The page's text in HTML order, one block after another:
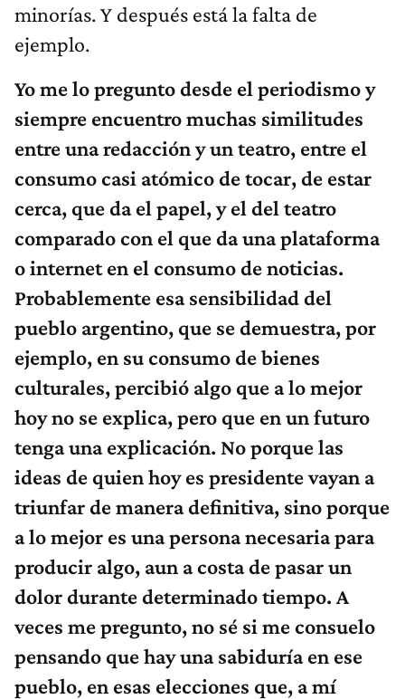
minorías. Y después está la falta de
ejemplo.
Yo me lo pregunto desde el periodismo y
siempre encuentro muchas similitudes
entre una redacción y un teatro, entre el
consumo casi atómico de tocar, de estar
cerca, que da el papel, y el del teatro
comparado con el que da una plataforma
o internet en el consumo de noticias.
Probablemente esa sensibilidad del
pueblo argentino, que se demuestra, por
ejemplo, en su consumo de bienes
culturales, percibió algo que a lo mejor
hoy no se explica, pero que en un futuro
tenga una explicación. No porque las
ideas de quien hoy es presidente vayan a
triunfar de manera definitiva, sino porque
a lo mejor es una persona necesaria para
producir algo, aun a costa de pasar un
dolor durante determinado tiempo. A
veces me pregunto, no sé si me consuelo
pensando que hay una sabiduría en ese
pueblo, en esas elecciones que, a mí